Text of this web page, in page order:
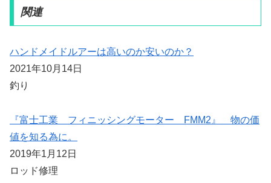
関連
ハンドメイドルアーは高いのか安いのか？
2021年10月14日
釣り
『富士工業 フィニッシングモーター FMM2』 物の価
値を知る為に。
2019年1月12日
ロッド修理